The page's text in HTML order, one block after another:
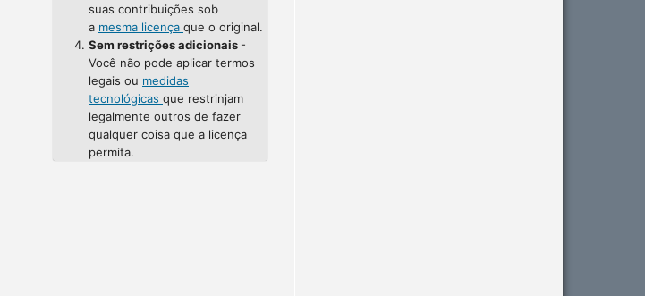
suas contribuições sob
a mesma licença que o original.
Sem restrições adicionais -
Você não pode aplicar termos
legais ou medidas
tecnológicas que restrinjam
legalmente outros de fazer
qualquer coisa que a licença
permita.